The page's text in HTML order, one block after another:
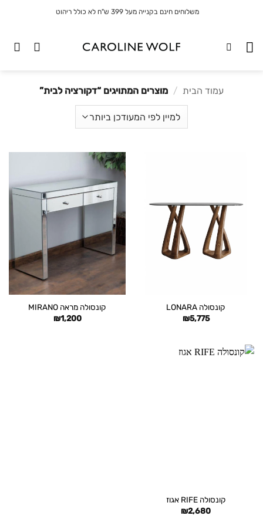
משלוחים חינם בקנייה מעל 399 ש"ח לא כולל ריהוט
עמוד הבית / מוצרים המתויגים “דקורציה לבית”
קונסולה LONARA
₪5,775
קונסולה מראה MIRANO
₪1,200
קונסולה RIFE אגוז
₪2,680